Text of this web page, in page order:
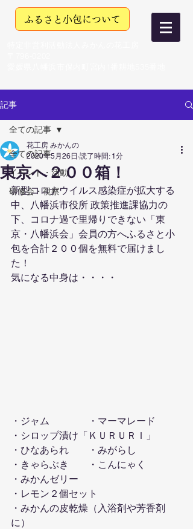
ふるさと小包について
記事
全ての記事
イベント・活動
研修会・視察
全ての記事
東京へ２００箱！
花工房 みかんの
2020年5月26日 読了時間: 1分
新型コロナウイルス感染症が拡大する
中、八幡浜市役所 政策推進課協力の
下、コロナ過で里帰りできない「東
京・八幡浜会」会員の方へふるさと小
包を合計２００個を無料で届けまし
た！
気になる中身は・・・・
・ジャム　　　　・マーマレード
・シロップ漬け「ＫＵＲＵＲＩ」
・ひなあられ　　・みがらし
・きゃらぶき　　・こんにゃく
・みかんゼリー
・レモン２個セット
・みかんの皮乾燥（入浴剤や芳香剤
に）